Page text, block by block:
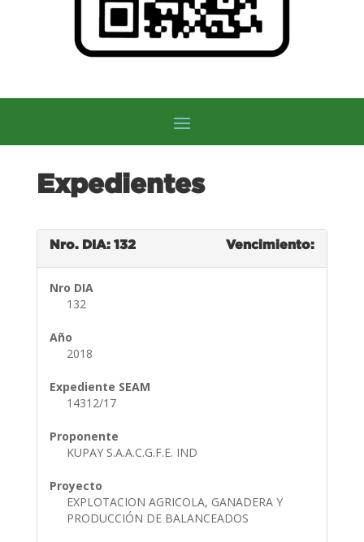
Expedientes
Nro. DIA: 132 Vencimiento:
Nro DIA
132
Año
2018
Expediente SEAM
14312/17
Proponente
KUPAY S.A.A.C.G.F.E. IND
Proyecto
EXPLOTACION AGRICOLA, GANADERA Y
PRODUCCIÓN DE BALANCEADOS